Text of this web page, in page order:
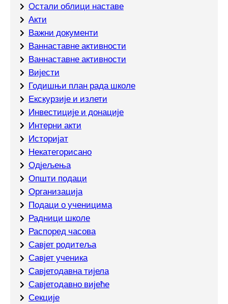
Oстали облици наставе
Акти
Важни документи
Ваннаставне активности
Ваннаставне активности
Вијести
Годишњи план рада школе
Екскурзије и излети
Инвестиције и донације
Интерни акти
Историјат
Некатегорисано
Одјељења
Општи подаци
Организација
Подаци о ученицима
Радници школе
Распоред часова
Савјет родитеља
Савјет ученика
Савјетодавна тијела
Савјетодавно вијеће
Секције